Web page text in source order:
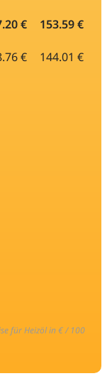
€ 153.59 €
€ 144.01 €
für Heizöl in € / 100